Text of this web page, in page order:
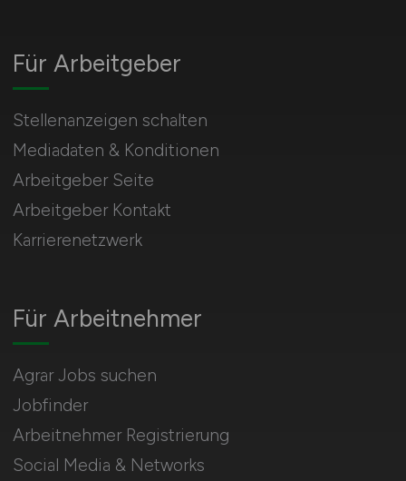
Für Arbeitnehmer
Agrar Jobs suchen
Jobfinder
Arbeitnehmer Registrierung
Social Media & Networks
Für Arbeitgeber
Stellenanzeigen schalten
Mediadaten & Konditionen
Arbeitgeber Seite
Arbeitgeber Kontakt
Karrierenetzwerk